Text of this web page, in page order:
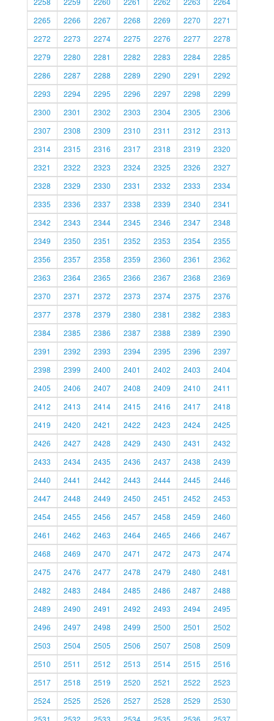
2265
2266 2267 2268 2269 2270
2271
2272
2273 2274 2275 2276 2277
2278
2279
2280 2281 2282 2283 2284
2285
2286
2287 2288 2289 2290 2291
2292
2293
2294 2295 2296 2297 2298
2299
2300
2301 2302 2303 2304 2305
2306
2307
2308 2309 2310 2311 2312
2313
2314
2315 2316 2317 2318 2319
2320
2321
2322 2323 2324 2325 2326
2327
2328
2329 2330 2331 2332 2333
2334
2335
2336 2337 2338 2339 2340
2341
2342
2343 2344 2345 2346 2347
2348
2349
2350 2351 2352 2353 2354
2355
2356
2357 2358 2359 2360 2361
2362
2363
2364 2365 2366 2367 2368
2369
2370
2371 2372 2373 2374 2375
2376
2377
2378 2379 2380 2381 2382
2383
2384
2385 2386 2387 2388 2389
2390
2391
2392 2393 2394 2395 2396
2397
2398
2399 2400 2401 2402 2403
2404
2405
2406 2407 2408 2409 2410
2411
2412
2413 2414 2415 2416 2417
2418
2419
2420 2421 2422 2423 2424
2425
2426
2427 2428 2429 2430 2431
2432
2433
2434 2435 2436 2437 2438
2439
2440
2441 2442 2443 2444 2445
2446
2447
2448 2449 2450 2451 2452
2453
2454
2455 2456 2457 2458 2459
2460
2461
2462 2463 2464 2465 2466
2467
2468
2469 2470 2471 2472 2473
2474
2475
2476 2477 2478 2479 2480
2481
2482
2483 2484 2485 2486 2487
2488
2489
2490 2491 2492 2493 2494
2495
2496
2497 2498 2499 2500 2501
2502
2503
2504 2505 2506 2507 2508
2509
2510
2511 2512 2513 2514 2515
2516
2517
2518 2519 2520 2521 2522
2523
2524
2525 2526 2527 2528 2529
2530
2531
2532 2533 2534 2535 2536
2537